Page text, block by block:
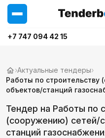
+7 747 094 42 15
›Актуальные тендеры›
Работы по
объектов/станций
Тендер на Работы по
(сооружению) сетей/
станций